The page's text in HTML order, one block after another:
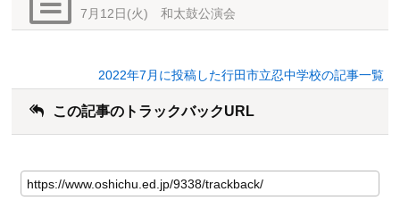
7月12日(火) 和太鼓公演会
2022年7月に投稿した行田市立忍中学校の記事一覧
この記事のトラックバックURL